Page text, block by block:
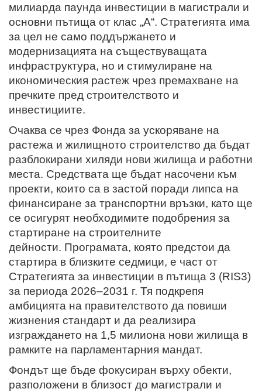
милиарда паунда инвестиции в магистрали и
основни пътища от клас „А“. Стратегията има
за цел не само поддържането и
модернизацията на съществуващата
инфраструктура, но и стимулиране на
икономическия растеж чрез премахване на
пречките пред строителството и
инвестициите.
Очаква се чрез Фонда за ускоряване на
растежа и жилищното строителство да бъдат
разблокирани хиляди нови жилища и работни
места. Средствата ще бъдат насочени към
проекти, които са в застой поради липса на
финансиране за транспортни връзки, като ще
се осигурят необходимите подобрения за
стартиране на строителните
дейности. Програмата, която предстои да
стартира в близките седмици, е част от
Стратегията за инвестиции в пътища 3 (RIS3)
за периода 2026–2031 г. Тя подкрепя
амбицията на правителството да повиши
жизнения стандарт и да реализира
изграждането на 1,5 милиона нови жилища в
рамките на парламентарния мандат.
Фондът ще бъде фокусиран върху обекти,
разположени в близост до магистрали и